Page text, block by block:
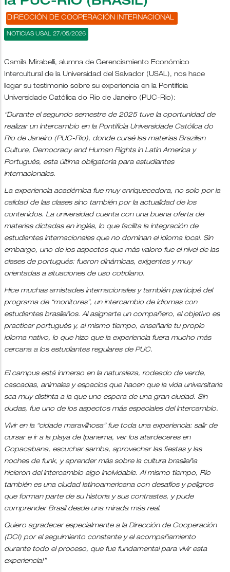
DIRECCIÓN DE COOPERACIÓN INTERNACIONAL
NOTICIAS USAL 27/05/2026
Camila Mirabelli, alumna de Gerenciamiento Económico
Intercultural de la Universidad del Salvador (USAL), nos hace
llegar su testimonio sobre su experiencia en la Pontifícia
Universidade Católica do Rio de Janeiro (PUC-Rio):
“Durante el segundo semestre de 2025 tuve la oportunidad de
realizar un intercambio en la Pontifícia Universidade Católica do
Rio de Janeiro (PUC-Rio), donde cursé las materias Brazilian
Culture, Democracy and Human Rights in Latin America y
Portugués, esta última obligatoria para estudiantes
internacionales.
La experiencia académica fue muy enriquecedora, no solo por la
calidad de las clases sino también por la actualidad de los
contenidos. La universidad cuenta con una buena oferta de
materias dictadas en inglés, lo que facilita la integración de
estudiantes internacionales que no dominan el idioma local. Sin
embargo, uno de los aspectos que más valoro fue el nivel de las
clases de portugués: fueron dinámicas, exigentes y muy
orientadas a situaciones de uso cotidiano.
Hice muchas amistades internacionales y también participé del
programa de “monitores”, un intercambio de idiomas con
estudiantes brasileños. Al asignarte un compañero, el objetivo es
practicar portugués y, al mismo tiempo, enseñarle tu propio
idioma nativo, lo que hizo que la experiencia fuera mucho más
cercana a los estudiantes regulares de PUC.
El campus está inmerso en la naturaleza, rodeado de verde,
cascadas, animales y espacios que hacen que la vida universitaria
sea muy distinta a la que uno espera de una gran ciudad. Sin
dudas, fue uno de los aspectos más especiales del intercambio.
Vivir en la “cidade maravilhosa” fue toda una experiencia: salir de
cursar e ir a la playa de Ipanema, ver los atardeceres en
Copacabana, escuchar samba, aprovechar las fiestas y las
noches de funk, y aprender más sobre la cultura brasileña
hicieron del intercambio algo inolvidable. Al mismo tiempo, Río
también es una ciudad latinoamericana con desafíos y peligros
que forman parte de su historia y sus contrastes, y pude
comprender Brasil desde una mirada más real.
Quiero agradecer especialmente a la Dirección de Cooperación
(DCI) por el seguimiento constante y el acompañamiento
durante todo el proceso, que fue fundamental para vivir esta
experiencia!”